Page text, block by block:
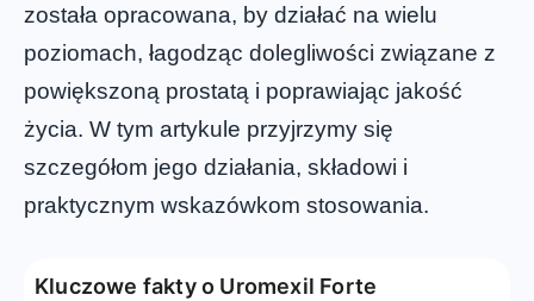
została opracowana, by działać na wielu
poziomach, łagodząc dolegliwości związane z
powiększoną prostatą i poprawiając jakość
życia. W tym artykule przyjrzymy się
szczegółom jego działania, składowi i
praktycznym wskazówkom stosowania.
Kluczowe fakty o Uromexil Forte